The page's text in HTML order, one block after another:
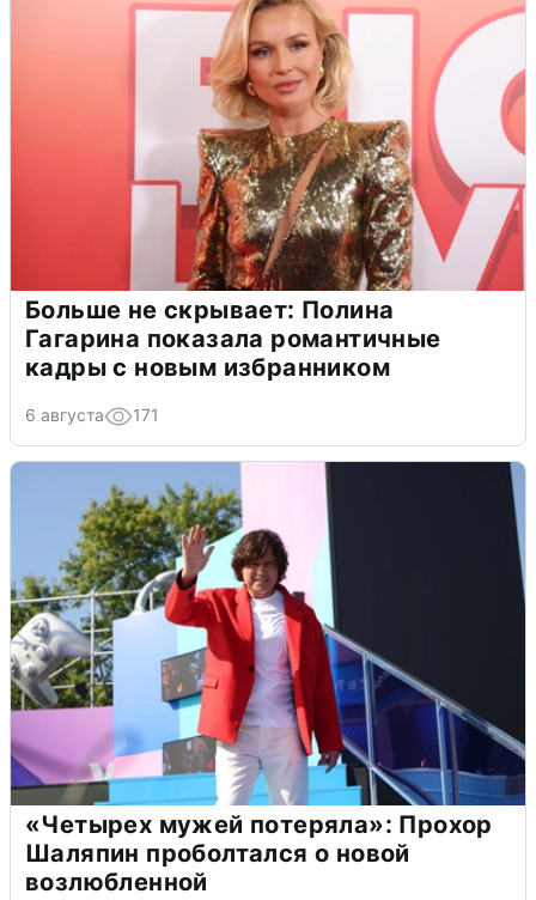
Больше не скрывает: Полина
Гагарина показала романтичные
кадры с новым избранником
6 августа 171
«Четырех мужей потеряла»: Прохор
Шаляпин проболтался о новой
возлюбленной